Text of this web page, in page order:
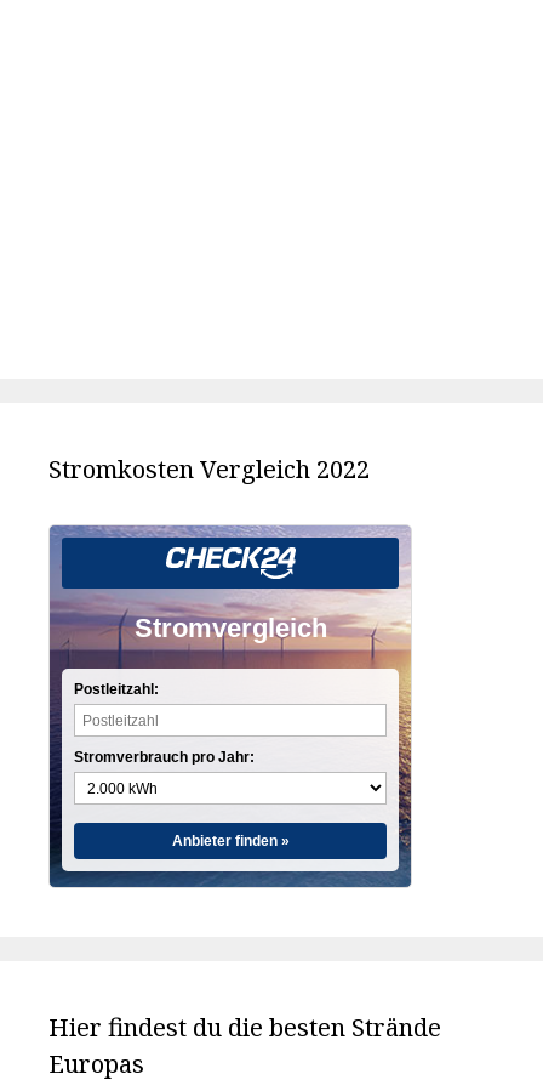
Stromkosten Vergleich 2022
Stromvergleich
Postleitzahl:
Stromverbrauch pro Jahr:
Anbieter finden »
Hier findest du die besten Strände
Europas